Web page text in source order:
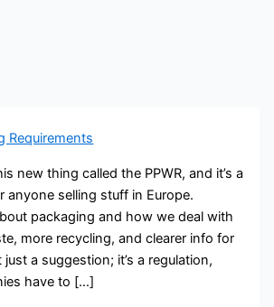
new thing called the PPWR, and it’s a
anyone selling stuff in Europe.
packaging and how we deal with
more recycling, and clearer info for
just a suggestion; it’s a regulation,
have to […]